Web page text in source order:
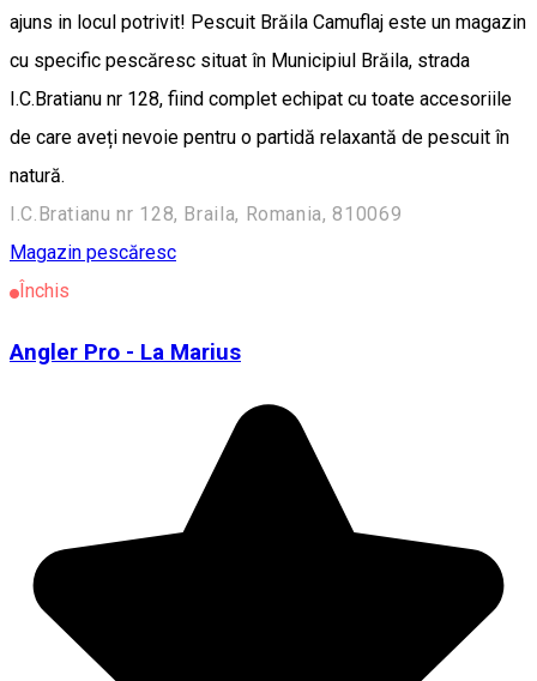
ajuns in locul potrivit! Pescuit Brăila Camuflaj este un magazin
cu specific pescăresc situat în Municipiul Brăila, strada
I.C.Bratianu nr 128, fiind complet echipat cu toate accesoriile
de care aveți nevoie pentru o partidă relaxantă de pescuit în
natură.
I.C.Bratianu nr 128, Braila, Romania, 810069
Magazin pescăresc
Închis
Angler Pro - La Marius